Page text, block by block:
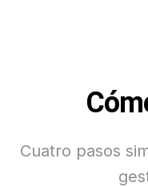
Cuatro pasos